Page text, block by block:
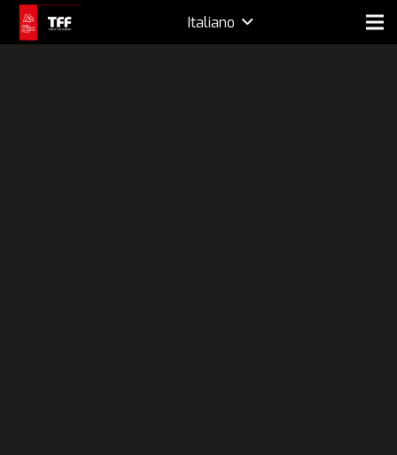
Italiano